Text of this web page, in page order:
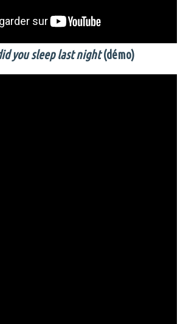
you sleep last night(démo)